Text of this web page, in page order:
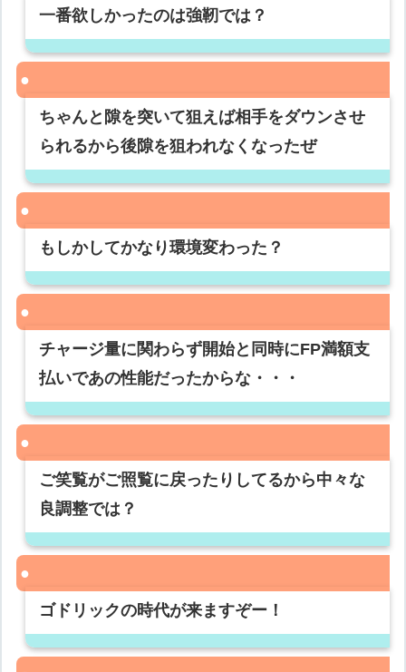
一番欲しかったのは強靭では？
ちゃんと隙を突いて狙えば相手をダウンさせ
られるから後隙を狙われなくなったぜ
もしかしてかなり環境変わった？
チャージ量に関わらず開始と同時にFP満額支
払いであの性能だったからな・・・
ご笑覧がご照覧に戻ったりしてるから中々な
良調整では？
ゴドリックの時代が来ますぞー！